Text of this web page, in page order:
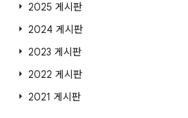
2025 게시판
2024 게시판
2023 게시판
2022 게시판
2021 게시판